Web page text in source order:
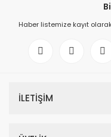
Haber listemize kayıt
İLETİŞİM